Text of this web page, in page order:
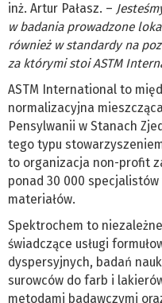
inż. Artur Pałasz. –
w badania prowadzone
również w standardy na
za którymi stoi ASTM
ASTM International to
normalizacyjna
Pensylwanii w Stanach
tego typu
to organizacja non-profit
ponad 30 000
materiałów.
Spektrochem to
świadczące usługi
dyspersyjnych, badań
surowców do farb i
metodami badawczymi